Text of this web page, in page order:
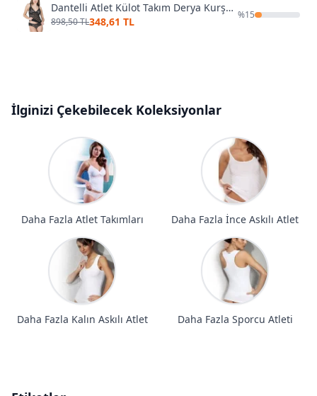
Dantelli Atlet Külot Takım Derya Kurşun 253
898,50 TL348,61 TL
%15
İlginizi Çekebilecek Koleksiyonlar
Daha Fazla Atlet Takımları Daha Fazla İnce Askılı Atlet
Daha Fazla Kalın Askılı Atlet Daha Fazla Sporcu Atleti